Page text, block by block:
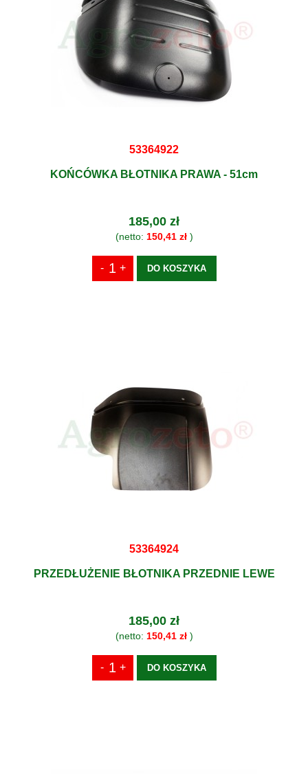
53364922
KOŃCÓWKA BŁOTNIKA PRAWA - 51cm
185,00 zł
(netto: 150,41 zł)
DO KOSZYKA
53364924
PRZEDŁUŻENIE BŁOTNIKA PRZEDNIE LEWE
185,00 zł
(netto: 150,41 zł)
DO KOSZYKA